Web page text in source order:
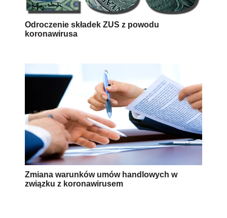
Odroczenie składek ZUS z powodu
koronawirusa
Zmiana warunków umów handlowych w
związku z koronawirusem